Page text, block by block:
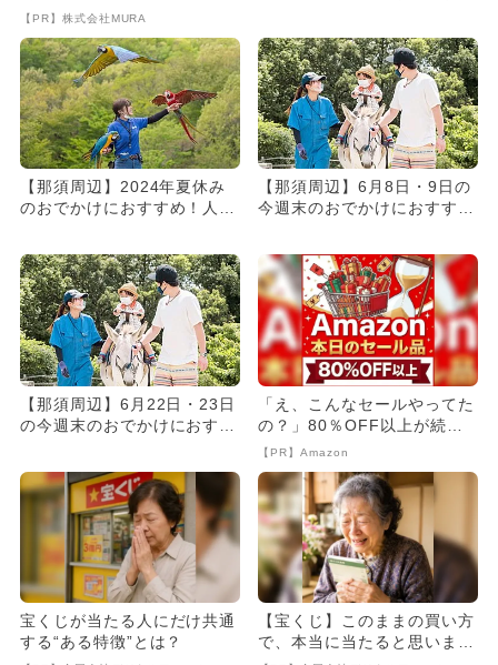
致』する方法
【PR】株式会社MURA
【那須周辺】2024年夏休み
のおでかけにおすすめ！人気
【那須周辺】6月8日・9日の
今週末のおでかけにおすす
グ
【那須周辺】6月22日・23日
の今週末のおでかけにおすす
「え、こんなセールやってた
の？」80％OFF以上が続々
登場！Amazonの本気が...
【PR】Amazon
宝くじが当たる人にだけ共通
する“ある特徴”とは？
【宝くじ】このままの買い方
で、本当に当たると思います